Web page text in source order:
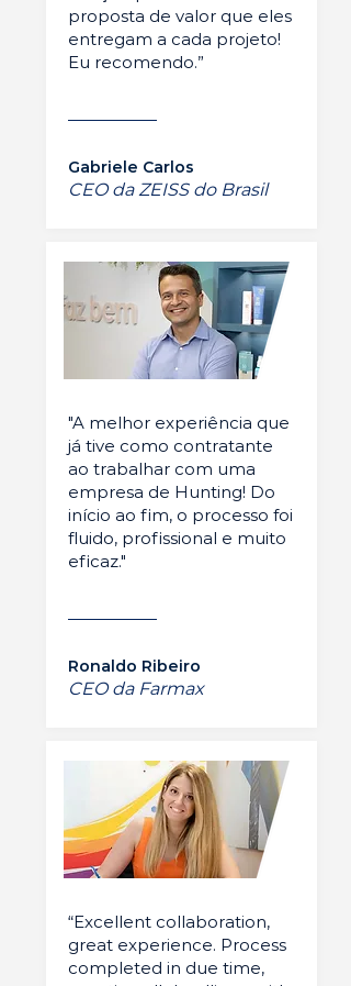
proposta de valor que eles
entregam a cada projeto!
Eu recomendo.”
Gabriele Carlos
CEO da ZEISS do Brasil
"A melhor experiência que
já tive como contratante
ao trabalhar com uma
empresa de Hunting! Do
início ao fim, o processo foi
fluido, profissional e muito
eficaz."
Ronaldo Ribeiro
CEO da Farmax
“Excellent collaboration,
great experience. Process
completed in due time,